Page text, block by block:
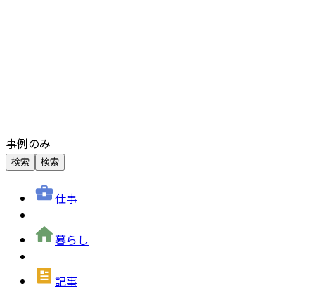
事例のみ
検索 検索
仕事
暮らし
記事